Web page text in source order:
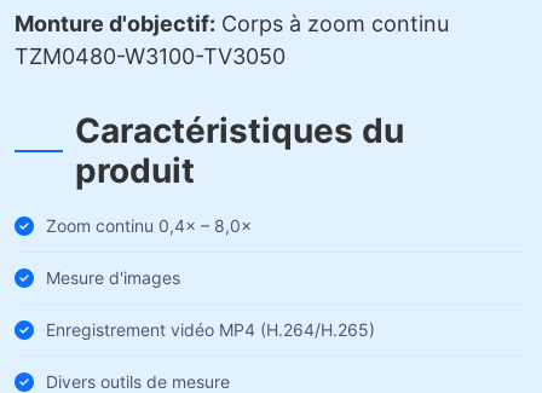
Monture d'objectif: Corps à zoom continu
TZM0480-W3100-TV3050
Caractéristiques du
produit
Zoom continu 0,4× – 8,0×
Mesure d'images
Enregistrement vidéo MP4 (H.264/H.265)
Divers outils de mesure